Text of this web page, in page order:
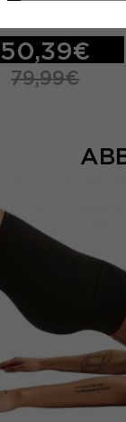
50,39€
79,99€